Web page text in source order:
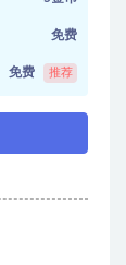
免费
免费 推荐